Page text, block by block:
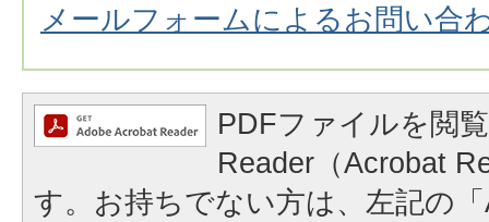
メールフォームによるお問い合
PDFファイルを閲
Reader（Acrobat
す。お持ちでない方は、左記の